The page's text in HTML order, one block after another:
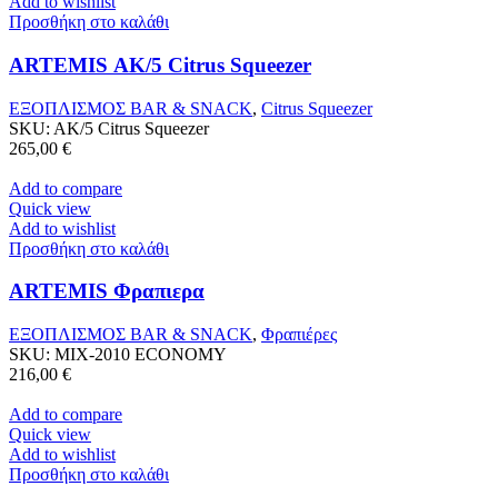
Προσθήκη στο καλάθι
ARTEMIS AK/5 Citrus Squeezer
ΕΞΟΠΛΙΣΜΟΣ BAR & SNACK, Citrus Squeezer
SKU: AK/5 Citrus Squeezer
265,00 €
Add to compare
Quick view
Add to wishlist
Προσθήκη στο καλάθι
ARTEMIS Φραπιερα
ΕΞΟΠΛΙΣΜΟΣ BAR & SNACK, Φραπιέρες
SKU: MIX-2010 ECONOMY
216,00 €
Add to compare
Quick view
Add to wishlist
Προσθήκη στο καλάθι